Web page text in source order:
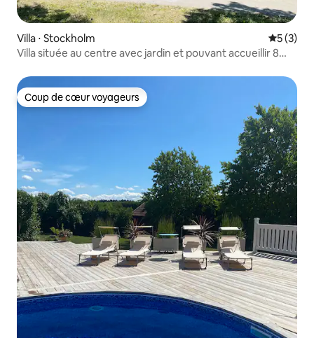
Villa ⋅ Stockholm
5 (3)
Villa située au centre avec jardin et pouvant accueillir 8
Coup de cœur voyageurs
Coup de cœur voyageurs